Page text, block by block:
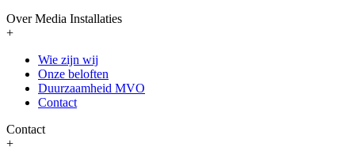
Over Media Installaties
+
Wie zijn wij
Onze beloften
Duurzaamheid MVO
Contact
Contact
+